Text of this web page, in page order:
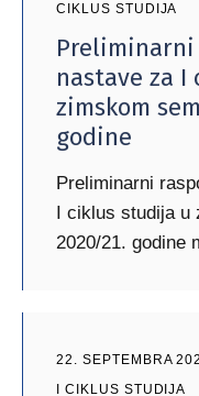
CIKLUS STUDIJA
Preliminarni
nastave za
zimskom
godine
Preliminarni
I ciklus studija u
2020/21. godine
22. SEPTEMBRA
I CIKLUS STUDIJA